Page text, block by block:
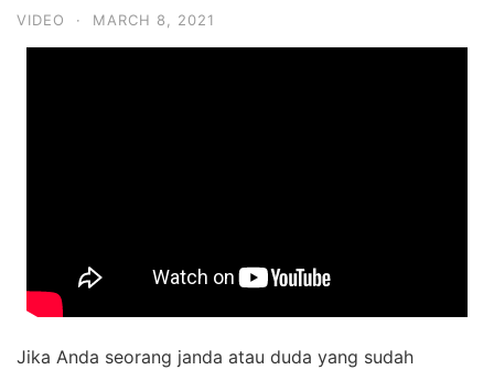
VIDEO · MARCH 8, 2021
Jika Anda seorang janda atau duda yang sudah